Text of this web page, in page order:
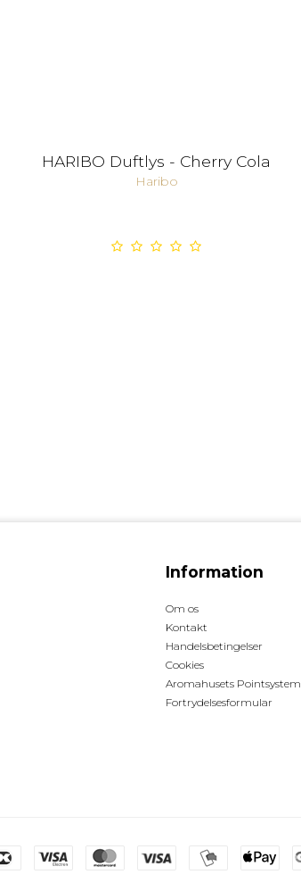
HARIBO Duftlys - Cherry Cola
Haribo
Information
Om os
Kontakt
Handelsbetingelser
Cookies
Aromahusets Pointsystem
Fortrydelsesformular